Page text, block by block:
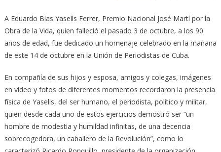
A Eduardo Blas Yasells Ferrer, Premio Nacional José Martí por la
Obra de la Vida, quien falleció el pasado 3 de octubre, a los 90
años de edad, fue dedicado un homenaje celebrado en la mañana
de este 14 de octubre en la Unión de Periodistas de Cuba.
En compañía de sus hijos y esposa, amigos y colegas, imágenes
en vídeo y fotos de diferentes momentos recordaron la presencia
física de Yasells, del ser humano, el periodista, político y militar,
quien desde cada uno de estos ejercicios demostró ser “un
hombre de modestia y humildad infinitas, de una decencia
sobrecogedora, un caballero de la Revolución”, como lo